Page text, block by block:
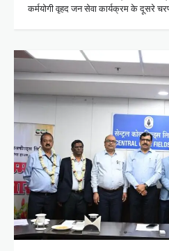
कर्मयोगी वृहद जन सेवा कार्यक्रम के दूसरे